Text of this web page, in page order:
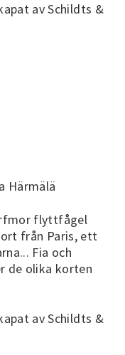
av Schildts &
Härmälä
flyttfågel
från Paris, ett
Fia och
de olika korten
av Schildts &